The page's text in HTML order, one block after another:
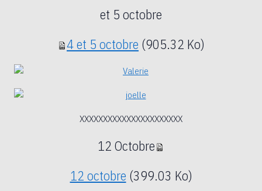
et 5 octobre
4 et 5 octobre (905.32 Ko)
XXXXXXXXXXXXXXXXXXXXXX
12 Octobre
12 octobre (399.03 Ko)